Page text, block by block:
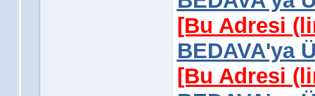
[Bu Adresi
BEDAVA'ya
[Bu Adresi